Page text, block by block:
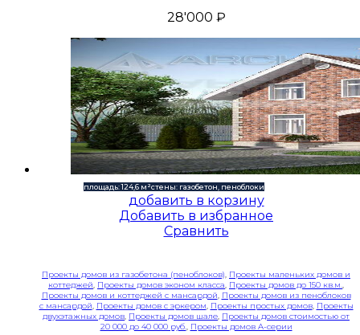
28'000 ₽
площадь: 124,6 м²стены: газобетон, пеноблоки
добавить в корзину
Добавить в избранное
Сравнить
Проекты домов из газобетона (пеноблоков), Проекты маленьких домов и
коттеджей, Проекты домов эконом класса, Проекты домов до 150 кв.м.,
Проекты домов и коттеджей с мансардой, Проекты домов из пеноблоков
с мансардой, Проекты домов с эркером, Проекты простых домов, Проекты
двухэтажных домов, Проекты домов шале, Проекты домов стоимостью от
20 000 до 40 000 руб., Проекты домов A-серии